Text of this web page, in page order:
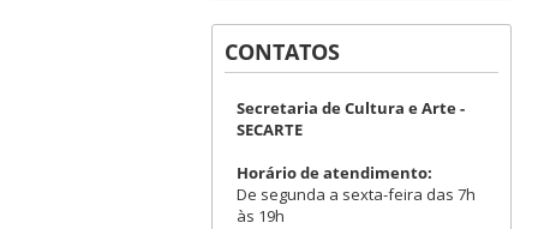
CONTATOS
Secretaria de Cultura e Arte -
SECARTE
Horário de atendimento:
De segunda a sexta-feira das 7h
às 19h